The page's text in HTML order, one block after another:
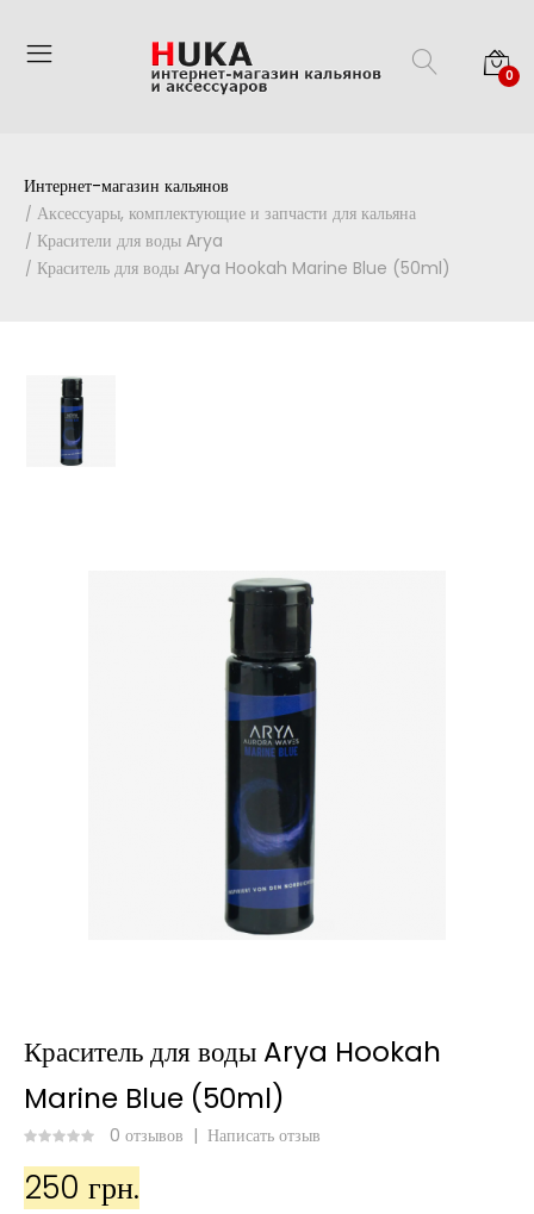
0
Интернет-магазин кальянов
Аксессуары, комплектующие и запчасти для кальяна
Красители для воды Arya
Краситель для воды Arya Hookah Marine Blue (50ml)
Краситель для воды Arya Hookah
Marine Blue (50ml)
0 отзывов | Написать отзыв
250 грн.